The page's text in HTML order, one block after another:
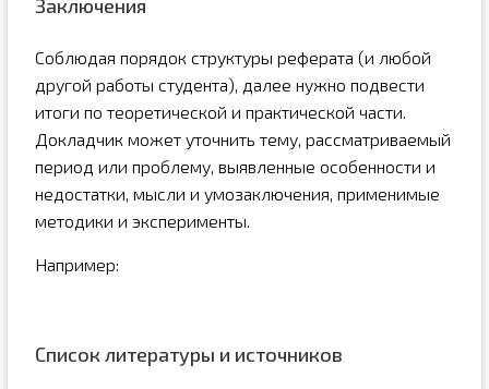
Заключения
Соблюдая порядок структуры реферата (и любой
другой работы студента), далее нужно подвести
итоги по теоретической и практической части.
Докладчик может уточнить тему, рассматриваемый
период или проблему, выявленные особенности и
недостатки, мысли и умозаключения, применимые
методики и эксперименты.
Например:
Список литературы и источников